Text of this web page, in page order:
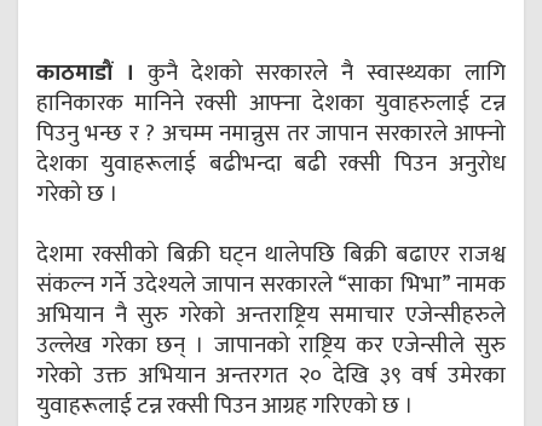
काठमाडौं । कुनै देशको सरकारले नै स्वास्थ्यका लागि
हानिकारक मानिने रक्सी आफ्ना देशका युवाहरुलाई टन्न
पिउनु भन्छ र ? अचम्म नमान्नुस तर जापान सरकारले आफ्नो
देशका युवाहरूलाई बढीभन्दा बढी रक्सी पिउन अनुरोध
गरेको छ ।
देशमा रक्सीको बिक्री घट्न थालेपछि बिक्री बढाएर राजश्व
संकल्न गर्ने उदेश्यले जापान सरकारले “साका भिभा” नामक
अभियान नै सुरु गरेको अन्तराष्ट्रिय समाचार एजेन्सीहरुले
उल्लेख गरेका छन् । जापानको राष्ट्रिय कर एजेन्सीले सुरु
गरेको उक्त अभियान अन्तरगत २० देखि ३९ वर्ष उमेरका
युवाहरूलाई टन्न रक्सी पिउन आग्रह गरिएको छ ।